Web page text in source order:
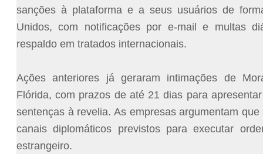
sanções à plataforma e a seus usuários de
Unidos, com notificações por e-mail e multas
respaldo em tratados internacionais.
Ações anteriores já geraram intimações de
Flórida, com prazos de até 21 dias para
sentenças à revelia. As empresas argumentam
canais diplomáticos previstos para executar
estrangeiro.